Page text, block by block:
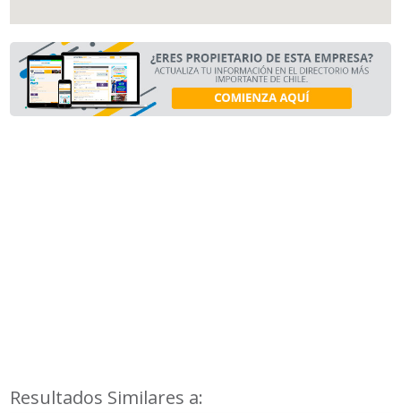
Resultados Similares a: